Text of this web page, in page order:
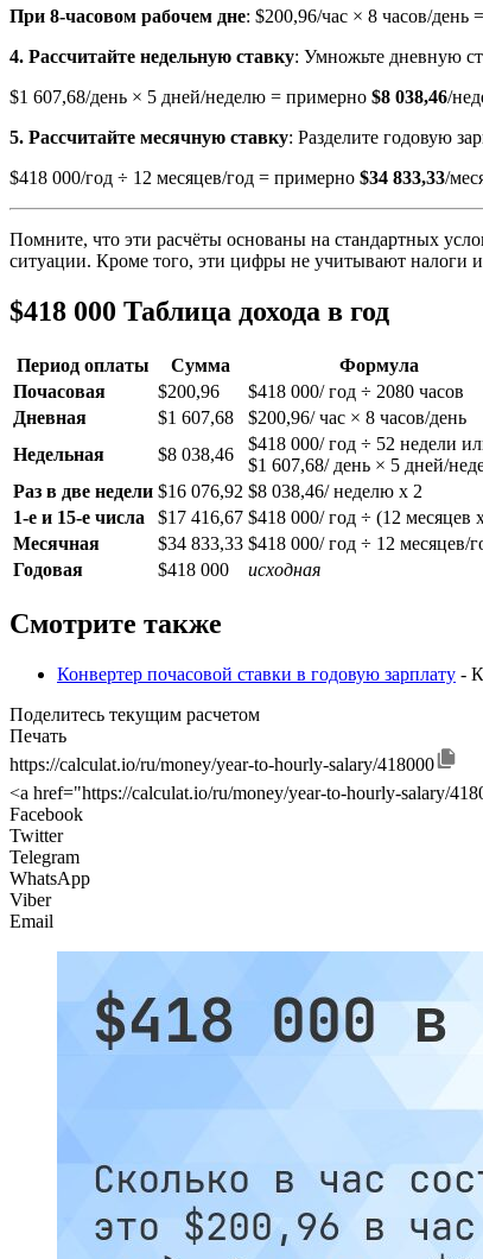
При 8-часовом рабочем дне: $200,96/час × 8 часов/день
4. Рассчитайте недельную ставку: Умножьте дневную
$1 607,68/день × 5 дней/неделю = примерно $8 038,46/
5. Рассчитайте месячную ставку: Разделите годовую
$418 000/год ÷ 12 месяцев/год = примерно $34 833,33/
Помните, что эти расчёты основаны на стандартных
ситуации. Кроме того, эти цифры не учитывают налоги
$418 000 Таблица дохода в год
Период оплаты Сумма
Формула
Почасовая
$200,96
$418 000/ год ÷ 2080 часов
Дневная
$1 607,68
$200,96/ час × 8 часов/день
Недельная
$8 038,46
$418 000/ год ÷ 52 недели
$1 607,68/ день × 5 дней/
Раз в две недели $16 076,92 $8 038,46/ неделю x 2
1-е и 15-е числа
$17 416,67 $418 000/ год ÷ (12 месяцев
Месячная
$34 833,33 $418 000/ год ÷ 12 месяцев/
Годовая
$418 000 исходная
Смотрите также
Конвертер почасовой ставки в годовую зарплату -
Поделитесь текущим расчетом
Печать
https://calculat.io/ru/money/year-to-hourly-salary/418000
<a href="https://calculat.io/ru/money/year-to-hourly-salary/
Facebook
Twitter
Telegram
WhatsApp
Viber
Email